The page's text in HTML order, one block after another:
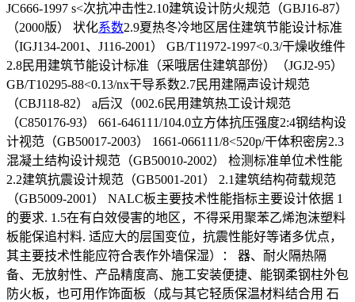
JC666-1997 s<次抗冲击性2.10建筑设计防火规范（GBJ16-87）
（2000版） 状化系数2.9夏热冬冷地区居住建筑节能设计标准
（IGJ134-2001、J116-2001） GB/T11972-1997<0.3/干燥收维件
2.8民用建筑节能设计标准（采哦居住建筑部份）（JGJ2-95）
GB/T10295-88<0.13/nx干导系数2.7民用建隔声设计规范
（CBJ118-82） a后汉（002.6民用建筑热工设计规范
（C850176-93） 661-646111/104.0立方体抗压强度2:4钢结构设
计视范（GB50017-2003） 1661-066111/8<520p/干体积密房2.3
混凝土结构设计规范（GB50010-2002） 检测标准单位术性能
2.2建筑抗震设计规范（GB5001-201） 2.1建筑结构荷载规范
（GB5009-2001） NALC板主要技术性能指标主要设计依据 1
的要求. 1.5在有白效侵害的地区，不得采用聚苯乙烯泡沫塑料
板能保追村料. 适应大的层国变位，抗震性能好等诸多优点，
其主要技术性能应符合表作外墙保湿）： 器、耐火隔热隔
备、无放射性、产品精度高、施工安装便捷、能钢柔钢柱外包
防火板，也可用作饰面板（成与其它轻质保温材料结合用 石